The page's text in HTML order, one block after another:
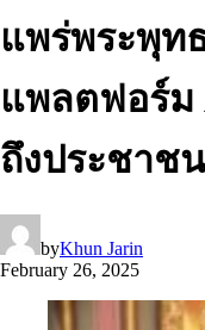
แพร่พระพุ
แพลตฟอร์ม
ถึงประชาชน
byKhun Jarin
February 26, 2025